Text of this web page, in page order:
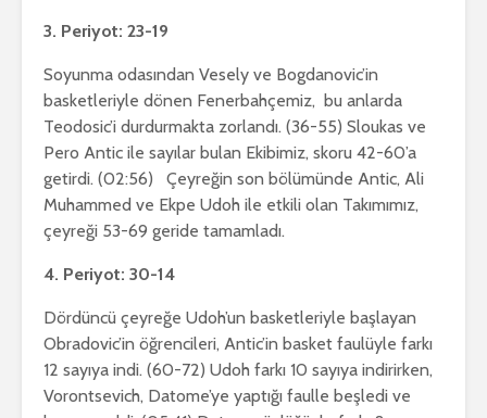
3. Periyot: 23-19
Soyunma odasından Vesely ve Bogdanovic’in
basketleriyle dönen Fenerbahçemiz, bu anlarda
Teodosic’i durdurmakta zorlandı. (36-55) Sloukas ve
Pero Antic ile sayılar bulan Ekibimiz, skoru 42-60’a
getirdi. (02:56) Çeyreğin son bölümünde Antic, Ali
Muhammed ve Ekpe Udoh ile etkili olan Takımımız,
çeyreği 53-69 geride tamamladı.
4. Periyot: 30-14
Dördüncü çeyreğe Udoh’un basketleriyle başlayan
Obradovic’in öğrencileri, Antic’in basket faulüyle farkı
12 sayıya indi. (60-72) Udoh farkı 10 sayıya indirirken,
Vorontsevich, Datome’ye yaptığı faulle beşledi ve